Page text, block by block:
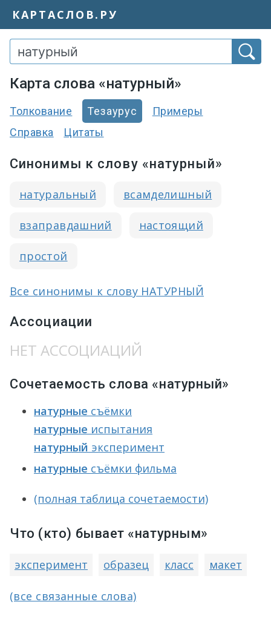
КАРТАСЛОВ.РУ
Карта слова «натурный»
Толкование Тезаурус
Примеры
Справка
Цитаты
Синонимы к слову «натурный»
натуральный всамделишный
взаправдашний настоящий
простой
Все синонимы к слову НАТУРНЫЙ
Ассоциации
НЕТ АССОЦИАЦИЙ
Сочетаемость слова «натурный»
натурные съёмки
натурные испытания
натурный эксперимент
натурные съёмки фильма
(полная таблица сочетаемости)
Что (кто) бывает «натурным»
эксперимент образец класс макет
(все связанные слова)